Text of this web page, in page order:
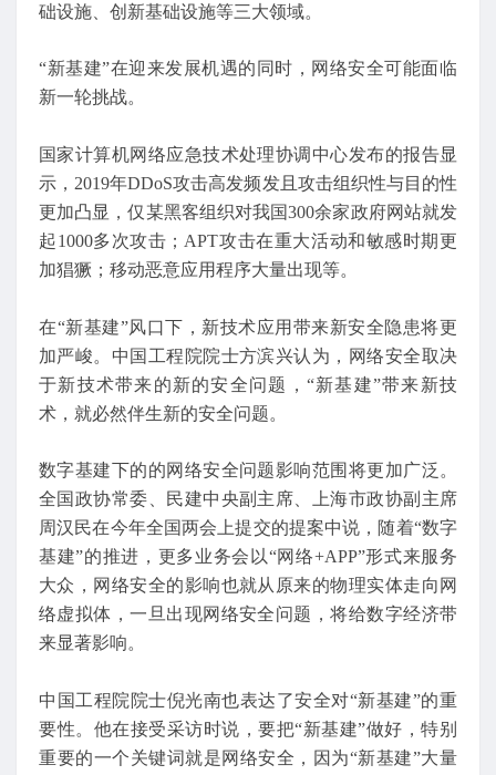
础设施、创新基础设施等三大领域。
“新基建”在迎来发展机遇的同时，网络安全可能面临
新一轮挑战。
国家计算机网络应急技术处理协调中心发布的报告显
示，2019年DDoS攻击高发频发且攻击组织性与目的性
更加凸显，仅某黑客组织对我国300余家政府网站就发
起1000多次攻击；APT攻击在重大活动和敏感时期更
加猖獗；移动恶意应用程序大量出现等。
在“新基建”风口下，新技术应用带来新安全隐患将更
加严峻。中国工程院院士方滨兴认为，网络安全取决
于新技术带来的新的安全问题，“新基建”带来新技
术，就必然伴生新的安全问题。
数字基建下的的网络安全问题影响范围将更加广泛。
全国政协常委、民建中央副主席、上海市政协副主席
周汉民在今年全国两会上提交的提案中说，随着“数字
基建”的推进，更多业务会以“网络+APP”形式来服务
大众，网络安全的影响也就从原来的物理实体走向网
络虚拟体，一旦出现网络安全问题，将给数字经济带
来显著影响。
中国工程院院士倪光南也表达了安全对“新基建”的重
要性。他在接受采访时说，要把“新基建”做好，特别
重要的一个关键词就是网络安全，因为“新基建”大量